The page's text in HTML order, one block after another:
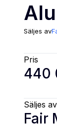
Säljes av
Pris
440
Säljes av
Fair